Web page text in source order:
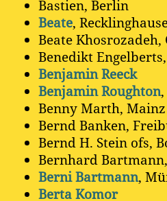
Bastien, Berlin
Beate,
Beate Khosrozadeh,
Benedikt
Benjamin Reeck
Benjamin Roughton
Benny Marth, Mainz
Bernd Banken,
Bernd H. Stein ofs,
Bernhard
Berni Bartmann,
Berta Komor